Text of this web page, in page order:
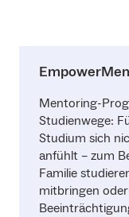
Mentoring-
Studienwege:
Studium sich
anfühlt – zum
Familie
mitbringen